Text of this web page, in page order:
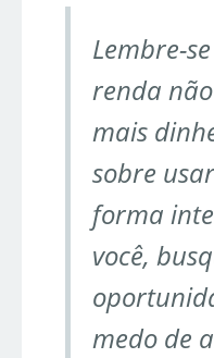
Lembre-
renda
mais
sobre
forma
você,
medo de